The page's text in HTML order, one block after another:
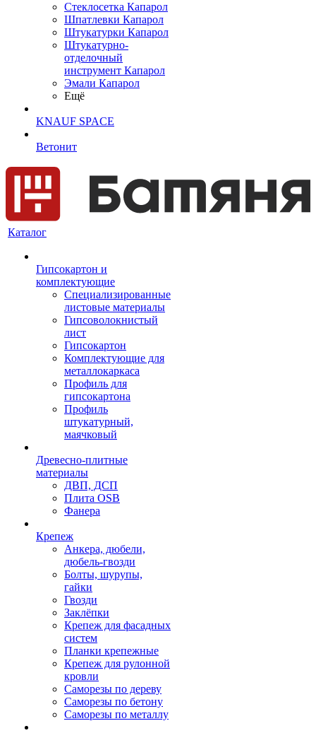
Cтеклосетка Капарол
Шпатлевки Капарол
Штукатурки Капарол
Штукатурно-
отделочный
инструмент Капарол
Эмали Капарол
Ещё
KNAUF SPACE
Ветонит
Каталог
Гипсокартон и
комплектующие
Специализированные
листовые материалы
Гипсоволокнистый
лист
Гипсокартон
Комплектующие для
металлокаркаса
Профиль для
гипсокартона
Профиль
штукатурный,
маячковый
Древесно-плитные
материалы
ДВП, ДСП
Плита OSB
Фанера
Крепеж
Анкера, дюбели,
дюбель-гвозди
Болты, шурупы,
гайки
Гвозди
Заклёпки
Крепеж для фасадных
систем
Планки крепежные
Крепеж для рулонной
кровли
Саморезы по дереву
Саморезы по бетону
Саморезы по металлу